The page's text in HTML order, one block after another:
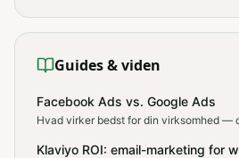
Guides & viden
Facebook Ads vs. Google Ads
Hvad virker bedst for din virksomhed —
Klaviyo ROI: email-marketing for